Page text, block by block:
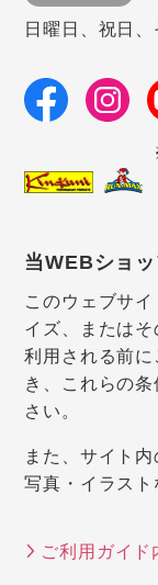
日曜日、祝日
当WEBショ
このウェブサ
イズ、または
利用される前
き、これらの
さい。
また、サイト
写真・イラスト
ご利用ガイド